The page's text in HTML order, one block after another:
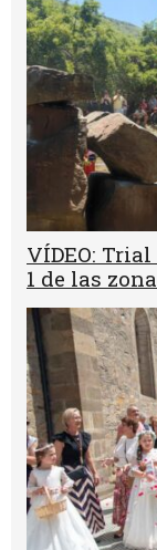
VÍDEO:
1 de las